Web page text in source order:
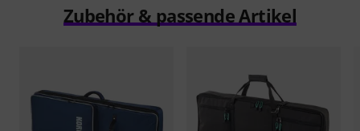
Zubehör & passende Artikel